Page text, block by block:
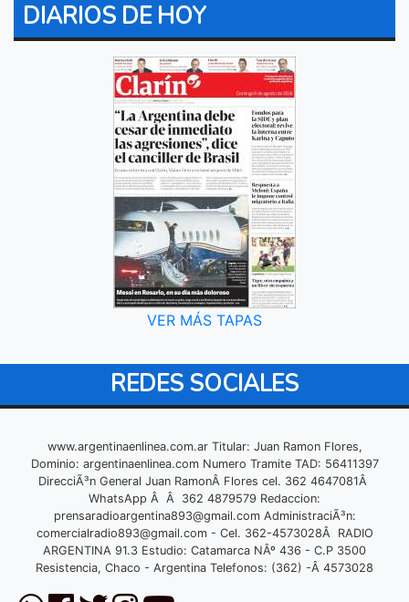
DIARIOS DE HOY
VER MÁS TAPAS
REDES SOCIALES
www.argentinaenlinea.com.ar Titular: Juan Ramon Flores,
Dominio: argentinaenlinea.com Numero Tramite TAD: 56411397
DirecciÃ³n General Juan RamonÂ Flores cel. 362 4647081Â
WhatsApp Â Â 362 4879579 Redaccion:
prensaradioargentina893@gmail.comAdministraciÃ³n:
comercialradio893@gmail.com- Cel. 362-4573028Â RADIO
ARGENTINA 91.3 Estudio: Catamarca NÂº 436 - C.P 3500
Resistencia, Chaco - Argentina Telefonos: (362) -Â 4573028